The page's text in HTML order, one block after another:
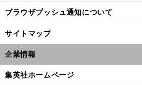
ブラウザプッシュ通知について
サイトマップ
企業情報
集英社ホームページ